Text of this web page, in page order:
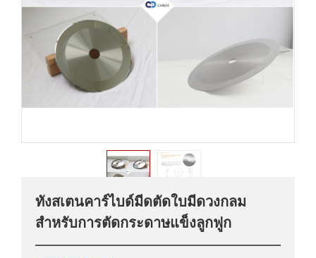
ทังสเตนคาร์ไบด์มีดตัดใบมีดวงกลม
สำหรับการตัดกระดาษแข็งลูกฟูก